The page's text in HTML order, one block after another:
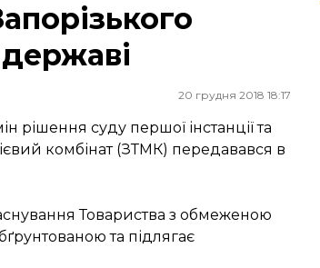
20 грудня 2018 18:17
суду першої інстанції та
комбінат (ЗТМК) передавався в
Товариства з обмеженою
та підлягає